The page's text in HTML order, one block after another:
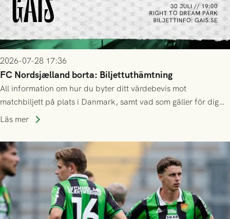
2026-07-28 17:36
FC Nordsjælland borta: Biljettuthämtning
All information om hur du byter ditt värdebevis mot
matchbiljett på plats i Danmark, samt vad som gäller för dig
som står på reservlista eller fått förhinder.
Läs mer